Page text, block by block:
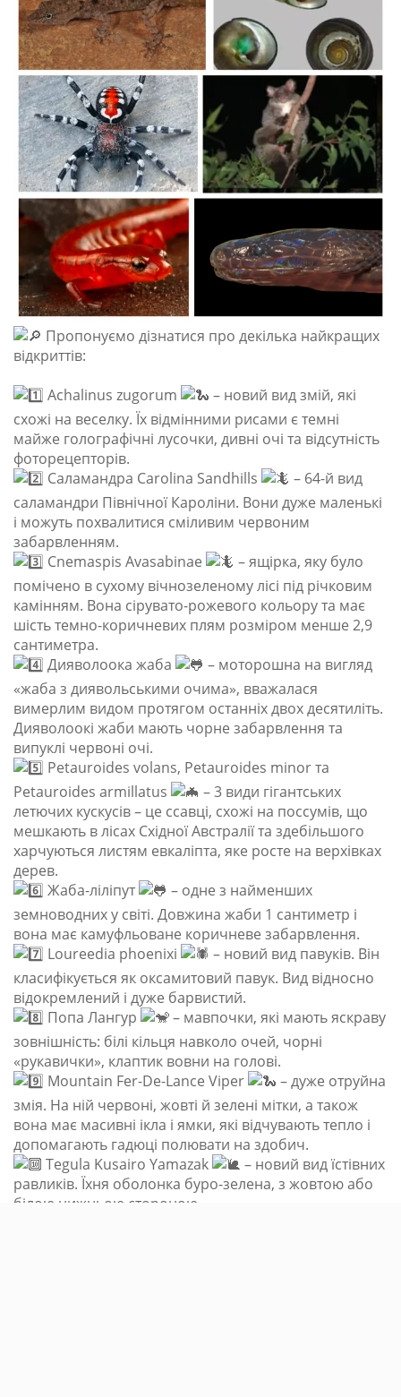
Пропонуємо дізнатися про декілька найкращих
відкриттів:
Achalinus zugorum
– новий вид змій, які
схожі на веселку. Їх відмінними рисами є темні
майже голографічні лусочки, дивні очі та відсутність
фоторецепторів.
Саламандра Carolina Sandhills
– 64-й вид
саламандри Північної Кароліни. Вони дуже маленькі
і можуть похвалитися сміливим червоним
забарвленням.
Cnemaspis Avasabinae
– ящірка, яку було
помічено в сухому вічнозеленому лісі під річковим
камінням. Вона сірувато-рожевого кольору та має
шість темно-коричневих плям розміром менше 2,9
сантиметра.
Дияволоока жаба
– моторошна на вигляд
«жаба з диявольськими очима», вважалася
вимерлим видом протягом останніх двох десятиліть.
Дияволоокі жаби мають чорне забарвлення та
випуклі червоні очі.
Petauroides volans, Petauroides minor та
Petauroides armillatus
– 3 види гігантських
летючих кускусів – це ссавці, схожі на поссумів, що
мешкають в лісах Східної Австралії та здебільшого
харчуються листям евкаліпта, яке росте на верхівках
дерев.
Жаба-ліліпут
– одне з найменших
земноводних у світі. Довжина жаби 1 сантиметр і
вона має камуфльоване коричневе забарвлення.
Loureedia phoenixi
– новий вид павуків. Він
класифікується як оксамитовий павук. Вид відносно
відокремлений і дуже барвистий.
Попа Лангур
– мавпочки, які мають яскраву
зовнішність: білі кільця навколо очей, чорні
«рукавички», клаптик вовни на голові.
Mountain Fer-De-Lance Viper
– дуже отруйна
змія. На ній червоні, жовті й зелені мітки, а також
вона має масивні ікла і ямки, які відчувають тепло і
допомагають гадюці полювати на здобич.
Tegula Kusairo Yamazak
– новий вид їстівних
равликів. Їхня оболонка буро-зелена, з жовтою або
білою нижньою стороною.